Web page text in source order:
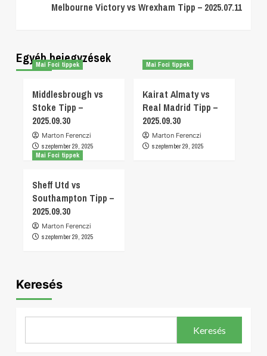
Melbourne Victory vs Wrexham Tipp – 2025.07.11
Egyéb bejegyzések
Mai Foci tippek
Middlesbrough vs
Stoke Tipp –
2025.09.30
Marton Ferenczi
szeptember 29, 2025
Mai Foci tippek
Kairat Almaty vs
Real Madrid Tipp –
2025.09.30
Marton Ferenczi
szeptember 29, 2025
Mai Foci tippek
Sheff Utd vs
Southampton Tipp –
2025.09.30
Marton Ferenczi
szeptember 29, 2025
Keresés
Keresés